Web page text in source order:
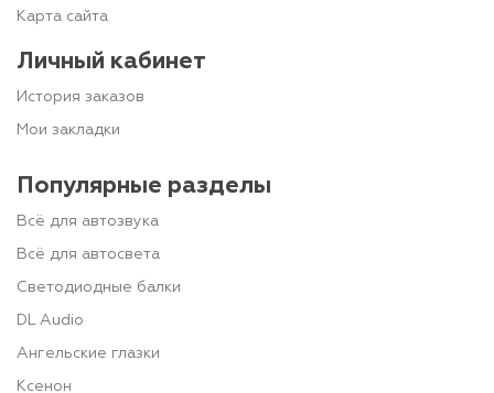
Карта сайта
Личный кабинет
История заказов
Мои закладки
Популярные разделы
Всё для автозвука
Всё для автосвета
Светодиодные балки
DL Audio
Ангельские глазки
Ксенон